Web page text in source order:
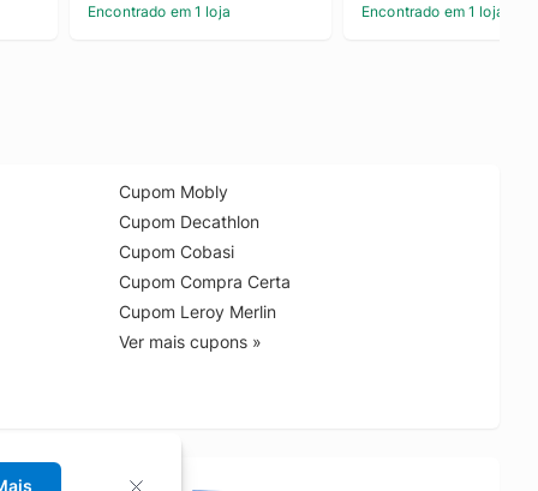
Encontrado em 1 loja Encontrado em 1 loja
Cupom Mobly
Cupom Decathlon
Cupom Cobasi
Cupom Compra Certa
Cupom Leroy Merlin
Ver mais cupons »